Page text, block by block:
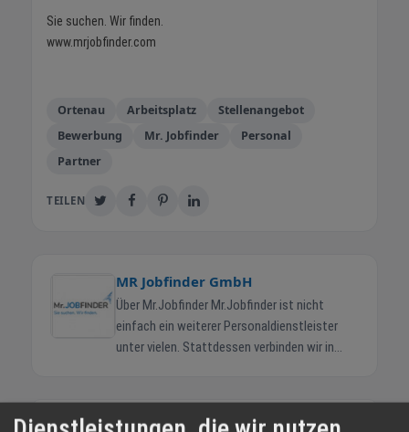
Sie suchen. Wir finden.
www.mrjobfinder.com
Ortenau Arbeitsplatz
Stellenangebot
Bewerbung
Mr. Jobfinder
Personal
Partner
TEILEN
MR Jobfinder GmbH
Über Mr.Jobfinder Mr.Jobfinder ist nicht
einfach ein weiterer Personaldienstleister
unter vielen. Stattdessen verbinden wir in
WEITERE NEWS